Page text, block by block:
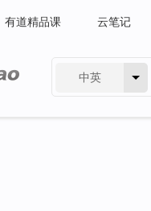
有道精品课 云笔记
中英